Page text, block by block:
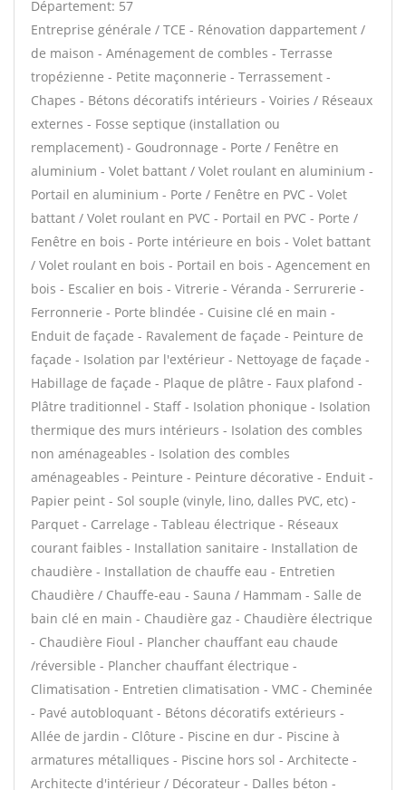
Département: 57
Entreprise générale / TCE - Rénovation dappartement /
de maison - Aménagement de combles - Terrasse
tropézienne - Petite maçonnerie - Terrassement -
Chapes - Bétons décoratifs intérieurs - Voiries / Réseaux
externes - Fosse septique (installation ou
remplacement) - Goudronnage - Porte / Fenêtre en
aluminium - Volet battant / Volet roulant en aluminium -
Portail en aluminium - Porte / Fenêtre en PVC - Volet
battant / Volet roulant en PVC - Portail en PVC - Porte /
Fenêtre en bois - Porte intérieure en bois - Volet battant
/ Volet roulant en bois - Portail en bois - Agencement en
bois - Escalier en bois - Vitrerie - Véranda - Serrurerie -
Ferronnerie - Porte blindée - Cuisine clé en main -
Enduit de façade - Ravalement de façade - Peinture de
façade - Isolation par l'extérieur - Nettoyage de façade -
Habillage de façade - Plaque de plâtre - Faux plafond -
Plâtre traditionnel - Staff - Isolation phonique - Isolation
thermique des murs intérieurs - Isolation des combles
non aménageables - Isolation des combles
aménageables - Peinture - Peinture décorative - Enduit -
Papier peint - Sol souple (vinyle, lino, dalles PVC, etc) -
Parquet - Carrelage - Tableau électrique - Réseaux
courant faibles - Installation sanitaire - Installation de
chaudière - Installation de chauffe eau - Entretien
Chaudière / Chauffe-eau - Sauna / Hammam - Salle de
bain clé en main - Chaudière gaz - Chaudière électrique
- Chaudière Fioul - Plancher chauffant eau chaude
/réversible - Plancher chauffant électrique -
Climatisation - Entretien climatisation - VMC - Cheminée
- Pavé autobloquant - Bétons décoratifs extérieurs -
Allée de jardin - Clôture - Piscine en dur - Piscine à
armatures métalliques - Piscine hors sol - Architecte -
Architecte d'intérieur / Décorateur - Dalles béton -